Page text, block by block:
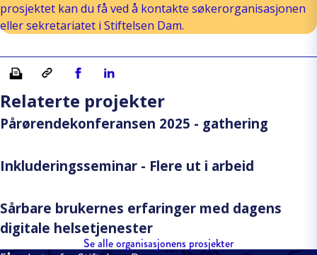
prosjektet kan du få ved å kontakte søkerorganisasjonen
eller sekretariatet i Stiftelsen Dam.
Skriv ut Kopiera länkDel på Facebook
Del på Linkedin
Relaterte projekter
Pårørendekonferansen 2025 - gathering
Inkluderingsseminar - Flere ut i arbeid
Sårbare brukernes erfaringer med dagens
digitale helsetjenester
Se alle organisasjonens prosjekter